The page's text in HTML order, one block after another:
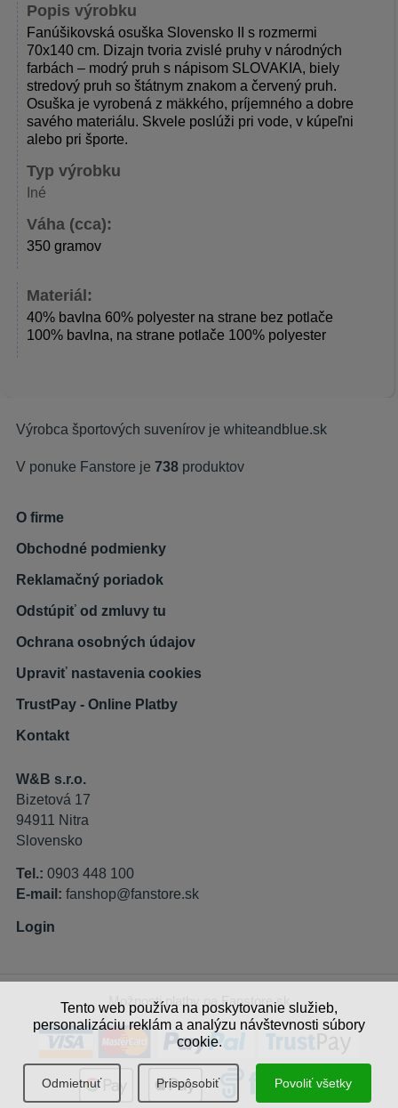
Tento web používa na poskytovanie služieb,
personalizáciu reklám a analýzu návštevnosti súbory
cookie.
Odmietnuť Prispôsobiť Povoliť všetky
Popis výrobku
Fanúšikovská osuška Slovensko II s rozmermi
70x140 cm. Dizajn tvoria zvislé pruhy v národných
farbách – modrý pruh s nápisom SLOVAKIA, biely
stredový pruh so štátnym znakom a červený pruh.
Osuška je vyrobená z mäkkého, príjemného a dobre
savého materiálu. Skvele poslúži pri vode, v kúpeľni
alebo pri športe.
Typ výrobku
Iné
Váha (cca):
350 gramov
Materiál:
40% bavlna 60% polyester na strane bez potlače
100% bavlna, na strane potlače 100% polyester
Výrobca športových suvenírov je whiteandblue.sk
V ponuke Fanstore je 738 produktov
O firme
Obchodné podmienky
Reklamačný poriadok
Odstúpiť od zmluvy tu
Ochrana osobných údajov
Upraviť nastavenia cookies
TrustPay - Online Platby
Kontakt
W&B s.r.o.
Bizetová 17
94911 Nitra
Slovensko
Tel.: 0903 448 100
E-mail: fanshop@fanstore.sk
Login
Možnosti platby na Fanstore.sk